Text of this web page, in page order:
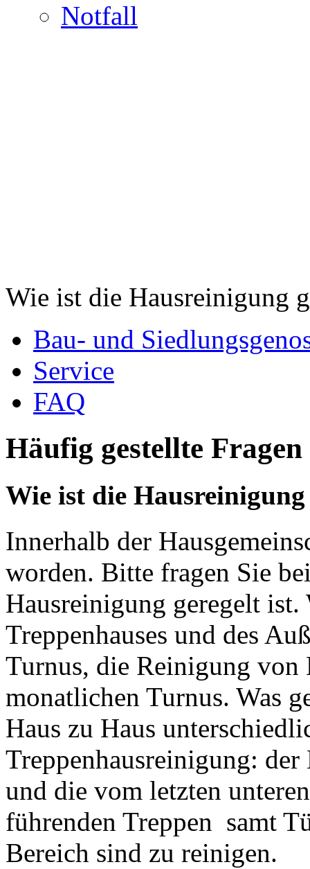
Notfall
Wie ist die Hausreinigung
Bau- und
Service
FAQ
Häufig gestellte
Wie ist die Hausreinigung
Innerhalb der
worden. Bitte fragen Sie
Hausreinigung geregelt
Treppenhauses und des
Turnus, die Reinigung
monatlichen Turnus. Was
Haus zu Haus
Treppenhausreinigung:
und die vom letzten
führenden Treppen samt
Bereich sind zu reinigen.